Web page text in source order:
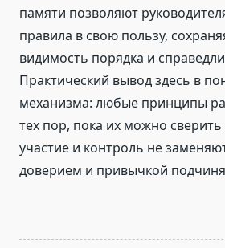
памяти позволяют
правила в свою пользу,
видимость порядка и
Практический вывод здесь в
механизма: любые принципы
тех пор, пока их можно
участие и контроль не
доверием и привычкой